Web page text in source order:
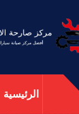
الرئيسية